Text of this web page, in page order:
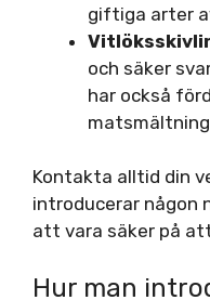
giftiga arter
och säker
har också
Kontakta alltid din
introducerar någon
att vara säker på
Hur man